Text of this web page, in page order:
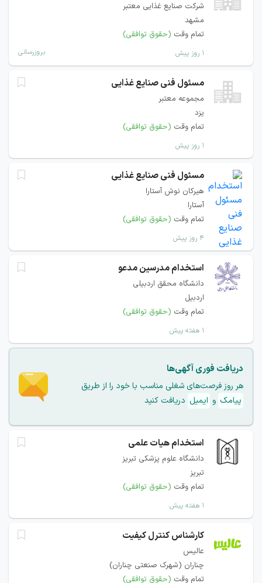
شرکت صنایع غذایی معتبر
مشهد
تمام وقت (حقوق توافقی)
۱ روز پیش بروزرسانی
مسئول فنی صنایع غذایی
مجموعه معتبر
یزد
تمام وقت (حقوق توافقی)
۱ روز پیش
مسئول فنی صنایع غذایی
هیركان نوش آستارا
آستارا
تمام وقت (حقوق توافقی)
۴ روز پیش
استخدام مدرسین مدعو
دانشگاه محقق اردبیلی
اردبیل
تمام وقت (حقوق توافقی)
۱ هفته پیش
دریافت فوری آگهی‌ها
هر روز فرصت‌های شغلی مناسب با خود را از طریق
پیامک و ایمیل دریافت کنید
استخدام هیات علمی
دانشگاه علوم پزشکی تبریز
تبریز
تمام وقت (حقوق توافقی)
۱ هفته پیش
کارشناس کنترل کیفیت
عالیس
چناران (شهرک صنعتی چناران)
تمام وقت (حقوق توافقی)